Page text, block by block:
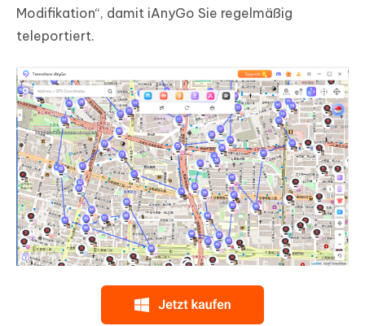
Modifikation“, damit iAnyGo Sie regelmäßig
teleportiert.